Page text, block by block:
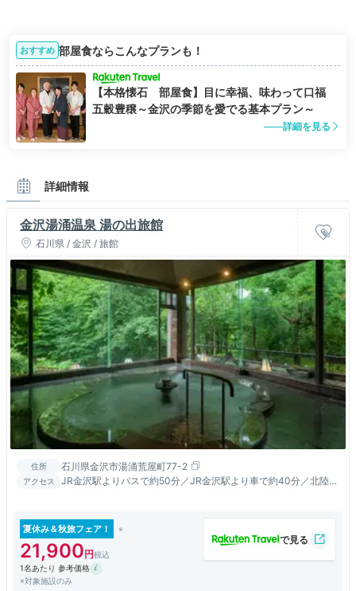
おすすめ 部屋食ならこんなプランも！
【本格懐石 部屋食】目に幸福、味わって口福
五穀豊穣～金沢の季節を愛でる基本プラン～
詳細を見る
詳細情報
金沢湯涌温泉 湯の出旅館
石川県 / 金沢 / 旅館
住所 石川県金沢市湯涌荒屋町77-2
アクセス
JR金沢駅よりバスで約50分／JR金沢駅より車で約40分／北陸自
夏休み＆秋旅フェア！
21,900
1名あたり 参考価格
※対象施設のみ